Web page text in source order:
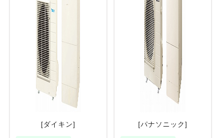
[ダイキン] [パナソニック]